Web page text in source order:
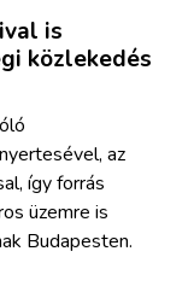
is
közlekedés
az
így forrás
üzemre is
Budapesten.